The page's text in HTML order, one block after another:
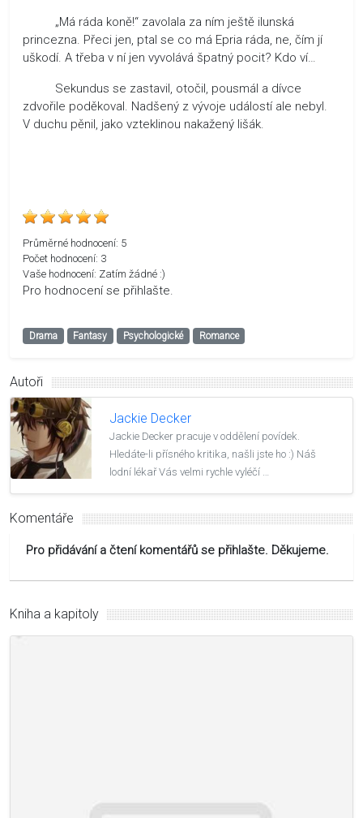
„Má ráda koně!“ zavolala za ním ještě ilunská
princezna. Přeci jen, ptal se co má Epria ráda, ne, čím jí
uškodí. A třeba v ní jen vyvolává špatný pocit? Kdo ví…
Sekundus se zastavil, otočil, pousmál a dívce
zdvořile poděkoval. Nadšený z vývoje událostí ale nebyl.
V duchu pěnil, jako vzteklinou nakažený lišák.
Průměrné hodnocení: 5
Počet hodnocení: 3
Vaše hodnocení: Zatím žádné :)
Pro hodnocení se přihlašte.
Drama Fantasy Psychologické Romance
Autoři
Jackie Decker
Jackie Decker pracuje v oddělení povídek.
Hledáte-li přísného kritika, našli jste ho :) Náš
lodní lékař Vás velmi rychle vyléčí …
Komentáře
Pro přidávání a čtení komentářů se přihlašte. Děkujeme.
Kniha a kapitoly